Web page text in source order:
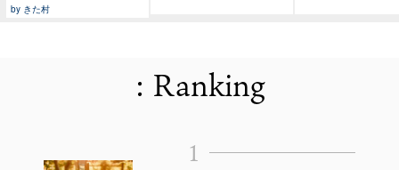
by きた村
: Ranking
1